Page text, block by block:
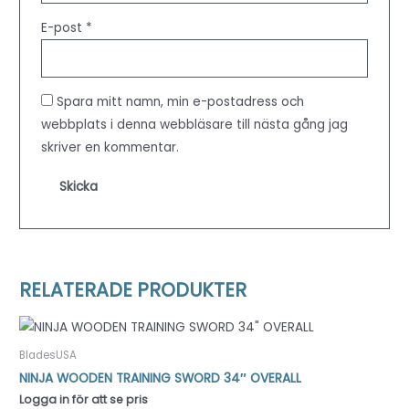
E-post *
Spara mitt namn, min e-postadress och
webbplats i denna webbläsare till nästa gång jag
skriver en kommentar.
RELATERADE PRODUKTER
BladesUSA
NINJA WOODEN TRAINING SWORD 34″ OVERALL
Logga in för att se pris